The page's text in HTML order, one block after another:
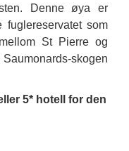
Denne øya er
som
St Pierre og
skogen
5* hotell for den